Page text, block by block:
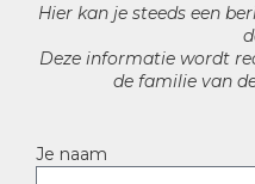
Hier kan je steeds een
Deze informatie wordt
de familie van
Je naam